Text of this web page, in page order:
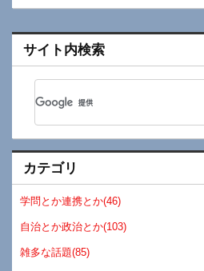
サイト内検索
カテゴリ
学問とか連携とか(46)
自治とか政治とか(103)
雑多な話題(85)